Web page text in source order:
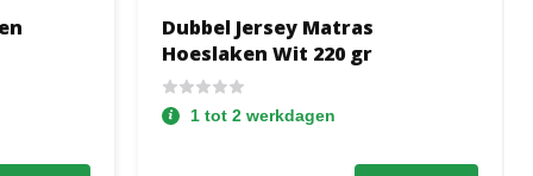
Dubbel Jersey Matras
Hoeslaken Wit 220 gr
1 tot 2 werkdagen